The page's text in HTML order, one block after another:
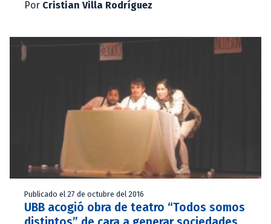
Por Cristian Villa Rodríguez
Publicado el 27 de octubre del 2016
UBB acogió obra de teatro “Todos somos